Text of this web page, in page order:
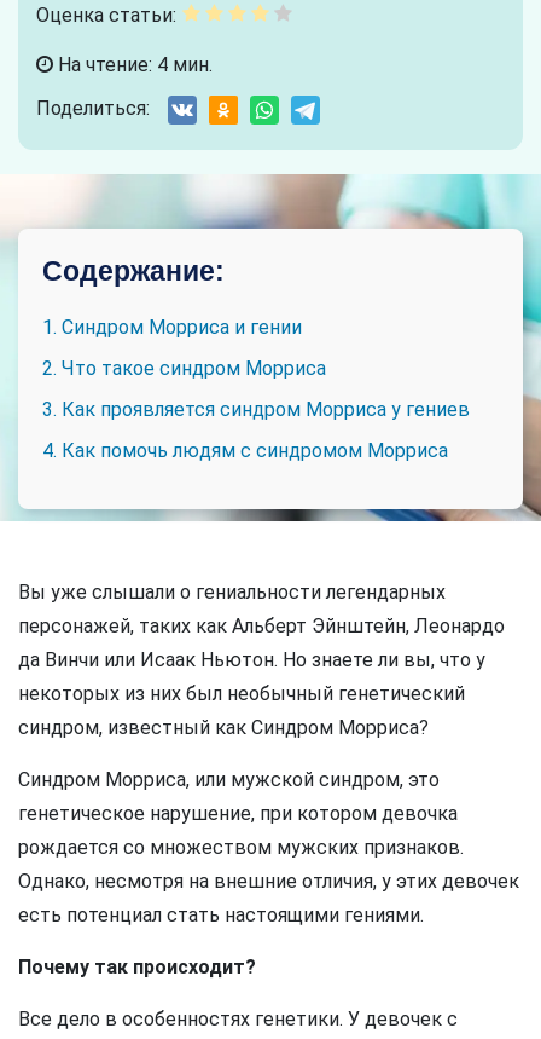
Оценка статьи:
На чтение: 4 мин.
Поделиться:
Содержание:
1. Синдром Морриса и гении
2. Что такое синдром Морриса
3. Как проявляется синдром Морриса у гениев
4. Как помочь людям с синдромом Морриса
Вы уже слышали о гениальности легендарных
персонажей, таких как Альберт Эйнштейн, Леонардо
да Винчи или Исаак Ньютон. Но знаете ли вы, что у
некоторых из них был необычный генетический
синдром, известный как Синдром Морриса?
Синдром Морриса, или мужской синдром, это
генетическое нарушение, при котором девочка
рождается со множеством мужских признаков.
Однако, несмотря на внешние отличия, у этих девочек
есть потенциал стать настоящими гениями.
Почему так происходит?
Все дело в особенностях генетики. У девочек с